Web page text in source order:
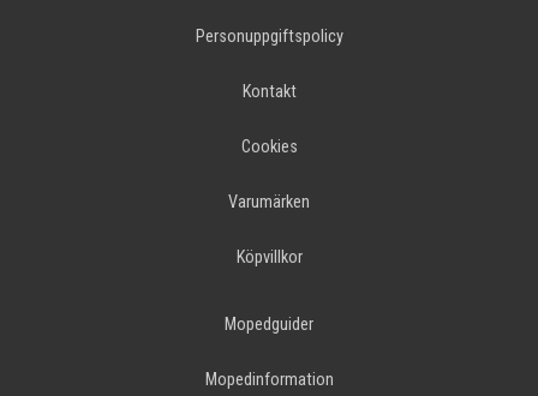
Personuppgiftspolicy
Kontakt
Cookies
Varumärken
Köpvillkor
Mopedguider
Mopedinformation